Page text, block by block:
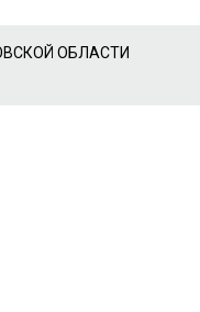
ОБЛАСТИ